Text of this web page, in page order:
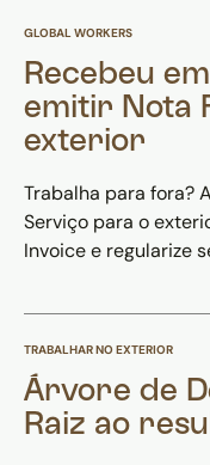
GLOBAL WORKERS
Recebeu
emitir Nota
exterior
Trabalha para fora?
Serviço para o
Invoice e regularize
TRABALHAR NO EXTERIOR
Árvore de
Raiz ao